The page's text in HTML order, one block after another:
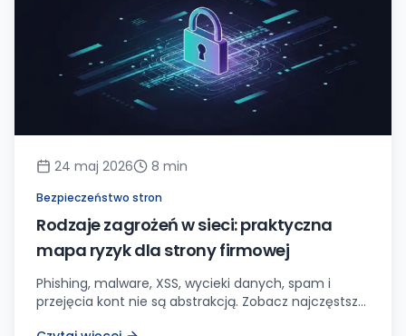
24 maj 2026 8 min
Bezpieczeństwo stron
Rodzaje zagrożeń w sieci: praktyczna
mapa ryzyk dla strony firmowej
Phishing, malware, XSS, wycieki danych, spam i
przejęcia kont nie są abstrakcją. Zobacz najczęstsze